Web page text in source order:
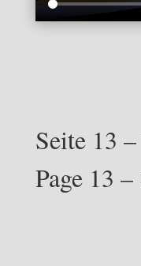
Seite 13
Page 13